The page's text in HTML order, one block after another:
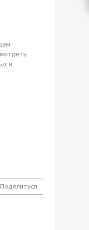
и
Поделиться